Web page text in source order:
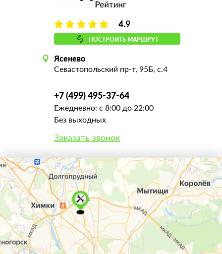
4.9
ПОСТРОИТЬ МАРШРУТ
Ясенево
Севастопольский пр-т, 95Б, с.4
+7 (499) 495-37-64
Ежедневно: с 8:00 до 22:00
Без выходных
Заказать звонок